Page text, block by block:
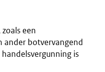
een
ander botvervangend
is